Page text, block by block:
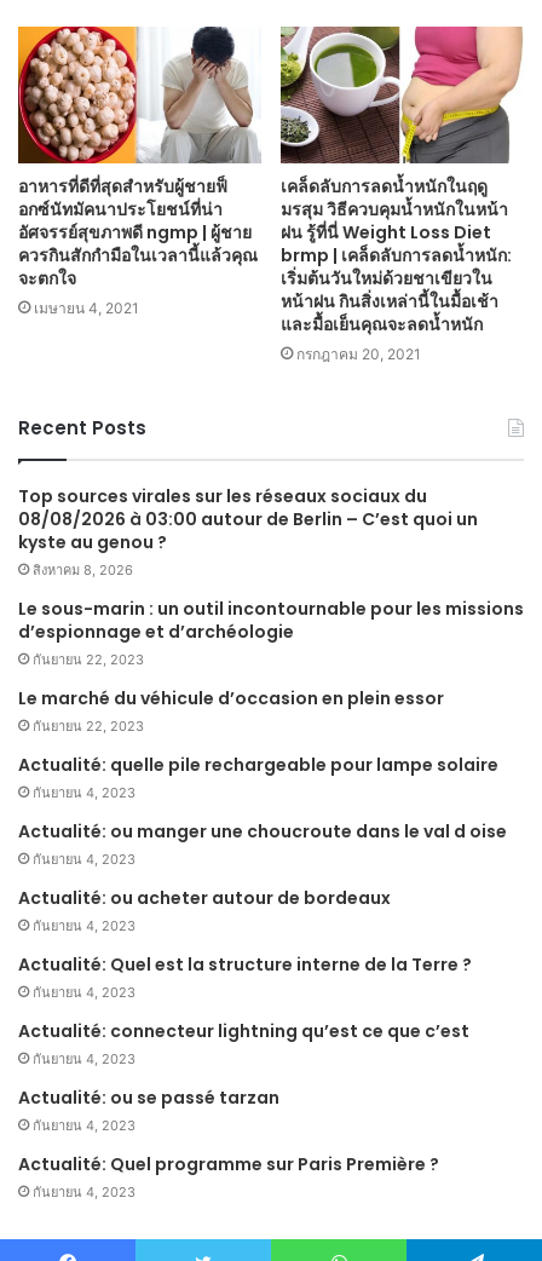
อาหารที่ดีที่สุดสำหรับผู้ชายฟ็
อกซ์นัทมัคนาประโยชน์ที่น่า
อัศจรรย์สุขภาพดี ngmp | ผู้ชาย
ควรกินสักกำมือในเวลานี้แล้วคุณ
จะตกใจ
เมษายน 4, 2021
เคล็ดลับการลดน้ำหนักในฤดู
มรสุม วิธีควบคุมน้ำหนักในหน้า
ฝน รู้ที่นี่ Weight Loss Diet
brmp | เคล็ดลับการลดน้ำหนัก:
เริ่มต้นวันใหม่ด้วยชาเขียวใน
หน้าฝน กินสิ่งเหล่านี้ในมื้อเช้า
และมื้อเย็นคุณจะลดน้ำหนัก
กรกฎาคม 20, 2021
Recent Posts
Top sources virales sur les réseaux sociaux du
08/08/2026 à 03:00 autour de Berlin – C’est quoi un
kyste au genou ?
สิงหาคม 8, 2026
Le sous-marin : un outil incontournable pour les missions
d’espionnage et d’archéologie
กันยายน 22, 2023
Le marché du véhicule d’occasion en plein essor
กันยายน 22, 2023
Actualité: quelle pile rechargeable pour lampe solaire
กันยายน 4, 2023
Actualité: ou manger une choucroute dans le val d oise
กันยายน 4, 2023
Actualité: ou acheter autour de bordeaux
กันยายน 4, 2023
Actualité: Quel est la structure interne de la Terre ?
กันยายน 4, 2023
Actualité: connecteur lightning qu’est ce que c’est
กันยายน 4, 2023
Actualité: ou se passé tarzan
กันยายน 4, 2023
Actualité: Quel programme sur Paris Première ?
กันยายน 4, 2023